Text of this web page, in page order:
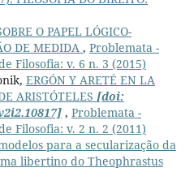
O PAPEL LÓGICO-
DE MEDIDA , Problemata -
Filosofia: v. 6 n. 3 (2015)
ERGÓN Y ARETÉ EN LA
ARISTÓTELES [doi:
, Problemata -
Filosofia: v. 2 n. 2 (2011)
para a secularização da
libertino do Theophrastus